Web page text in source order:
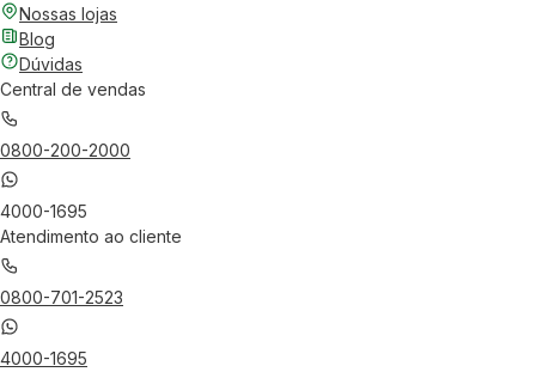
Nossas lojas
Blog
Dúvidas
Central de vendas
0800-200-2000
4000-1695
Atendimento ao cliente
0800-701-2523
4000-1695